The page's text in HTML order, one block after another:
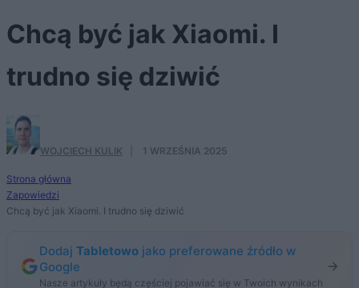
Chcą być jak Xiaomi. I
trudno się dziwić
WOJCIECH KULIK 1 WRZEŚNIA 2025
Strona główna
Zapowiedzi
Chcą być jak Xiaomi. I trudno się dziwić
Dodaj Tabletowo jako preferowane źródło w
Google
Nasze artykuły będą częściej pojawiać się w Twoich wynikach